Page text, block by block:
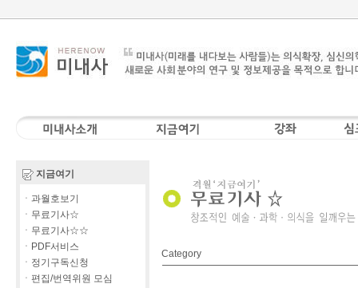
지금여기
ㆍ과월호보기
ㆍ무료기사☆
ㆍ무료기사☆☆
ㆍPDF서비스
ㆍ정기구독신청
ㆍ편집/번역위원 모심
Category